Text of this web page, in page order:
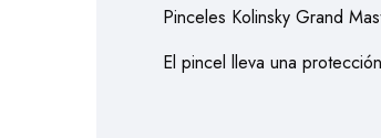
Pinceles Kolinsky Grand
El pincel lleva una